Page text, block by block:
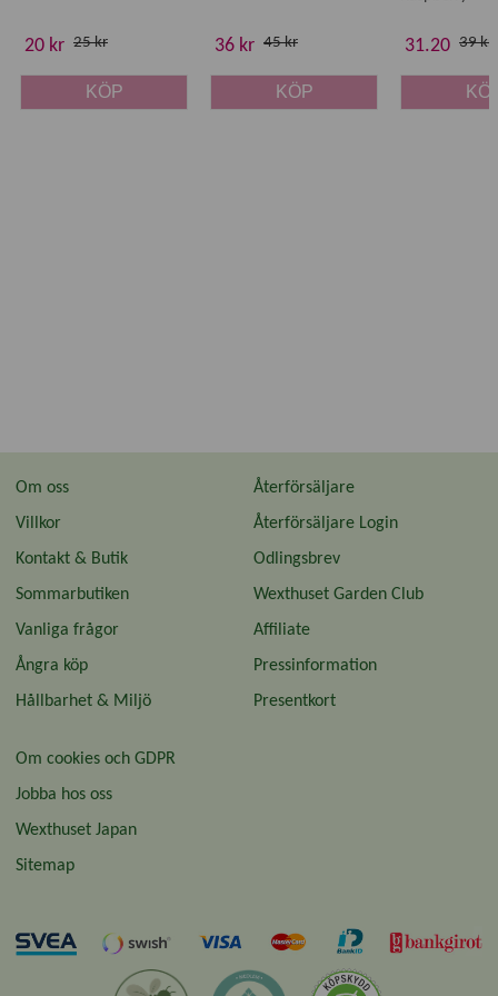
20 kr 25 kr
KÖP
36 kr 45 kr
KÖP
31.20 39 kr
Om oss
Villkor
Kontakt & Butik
Sommarbutiken
Vanliga frågor
Ångra köp
Hållbarhet & Miljö
Återförsäljare
Återförsäljare Login
Odlingsbrev
Wexthuset Garden Club
Affiliate
Pressinformation
Presentkort
Om cookies och GDPR
Jobba hos oss
Wexthuset Japan
Sitemap